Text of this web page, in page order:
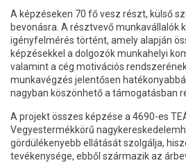
A képzéseken 70 fő vesz részt, külső
bevonásra. A résztvevő munkavállalók
igényfelmérés történt, amely alapján
képzésekkel a dolgozók munkahelyi
valamint a cég motivációs
munkavégzés jelentősen
nagyban köszönhető a támogatásban
A projekt összes képzése a 4690-es
Vegyestermékkörű
gördülékenyebb ellátását szolgálja,
tevékenysége, ebből származik az